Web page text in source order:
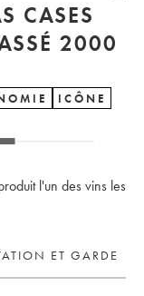
CASES
2000
ICÔNE
l'un des vins les
ET GARDE